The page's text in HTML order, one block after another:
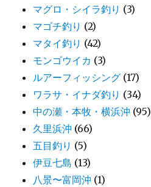
マグロ・シイラ釣り (3)
マゴチ釣り (2)
マタイ釣り (42)
モンゴウイカ (3)
ルアーフィッシング (17)
ワラサ・イナダ釣り (34)
中の瀬・本牧・横浜沖 (95)
久里浜沖 (66)
五目釣り (5)
伊豆七島 (13)
八景〜富岡沖 (1)